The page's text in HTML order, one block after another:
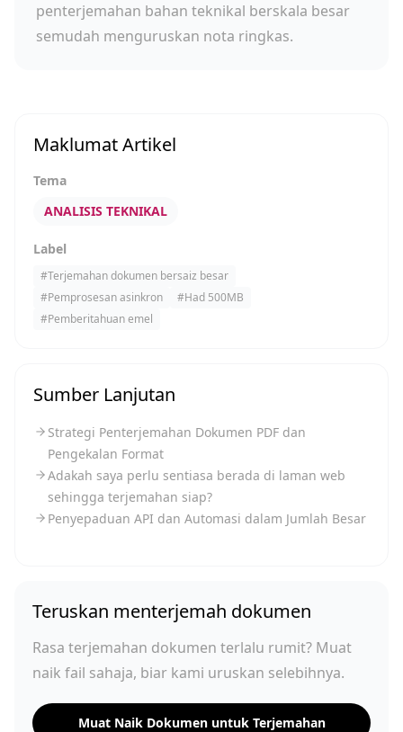
penterjemahan bahan teknikal berskala besar
semudah menguruskan nota ringkas.
Maklumat Artikel
Tema
ANALISIS TEKNIKAL
Label
#Terjemahan dokumen bersaiz besar
#Pemprosesan asinkron #Had 500MB
#Pemberitahuan emel
Sumber Lanjutan
Strategi Penterjemahan Dokumen PDF dan
Pengekalan Format
Adakah saya perlu sentiasa berada di laman web
sehingga terjemahan siap?
Penyepaduan API dan Automasi dalam Jumlah Besar
Teruskan menterjemah dokumen
Rasa terjemahan dokumen terlalu rumit? Muat
naik fail sahaja, biar kami uruskan selebihnya.
Muat Naik Dokumen untuk Terjemahan